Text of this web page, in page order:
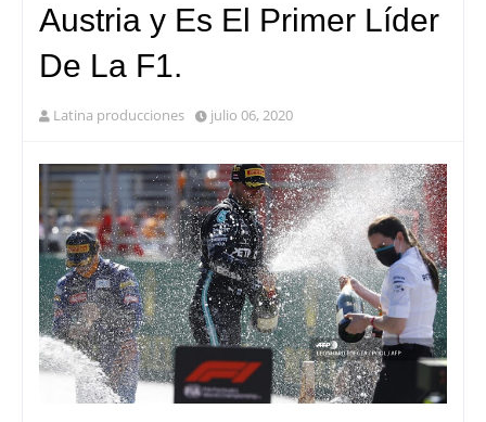
Austria y Es El Primer Líder
De La F1.
Latina producciones julio 06, 2020